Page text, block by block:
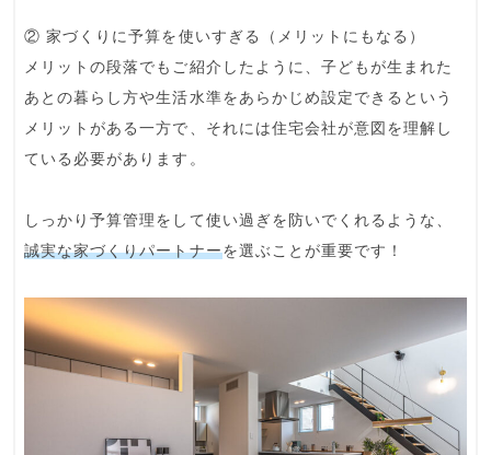
② 家づくりに予算を使いすぎる（メリットにもなる）
メリットの段落でもご紹介したように、子どもが生まれた
あとの暮らし方や生活水準をあらかじめ設定できるという
メリットがある一方で、それには住宅会社が意図を理解し
ている必要があります。
しっかり予算管理をして使い過ぎを防いでくれるような、
誠実な家づくりパートナーを選ぶことが重要です！